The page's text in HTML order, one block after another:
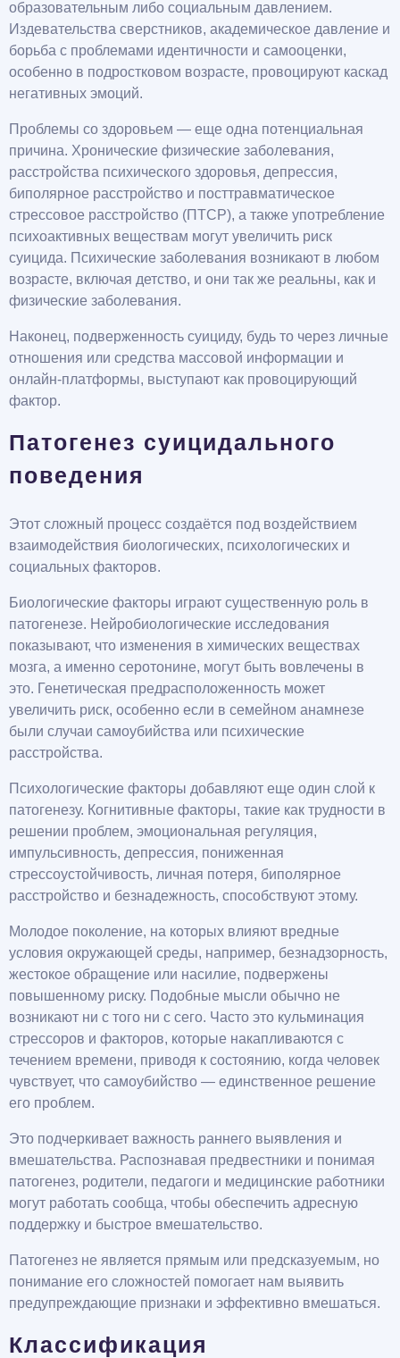
образовательным либо социальным давлением.
Издевательства сверстников, академическое давление и
борьба с проблемами идентичности и самооценки,
особенно в подростковом возрасте, провоцируют каскад
негативных эмоций.
Проблемы со здоровьем — еще одна потенциальная
причина. Хронические физические заболевания,
расстройства психического здоровья, депрессия,
биполярное расстройство и посттравматическое
стрессовое расстройство (ПТСР), а также употребление
психоактивных веществам могут увеличить риск
суицида. Психические заболевания возникают в любом
возрасте, включая детство, и они так же реальны, как и
физические заболевания.
Наконец, подверженность суициду, будь то через личные
отношения или средства массовой информации и
онлайн-платформы, выступают как провоцирующий
фактор.
Патогенез суицидального
поведения
Этот сложный процесс создаётся под воздействием
взаимодействия биологических, психологических и
социальных факторов.
Биологические факторы играют существенную роль в
патогенезе. Нейробиологические исследования
показывают, что изменения в химических веществах
мозга, а именно серотонине, могут быть вовлечены в
это. Генетическая предрасположенность может
увеличить риск, особенно если в семейном анамнезе
были случаи самоубийства или психические
расстройства.
Психологические факторы добавляют еще один слой к
патогенезу. Когнитивные факторы, такие как трудности в
решении проблем, эмоциональная регуляция,
импульсивность, депрессия, пониженная
стрессоустойчивость, личная потеря, биполярное
расстройство и безнадежность, способствуют этому.
Молодое поколение, на которых влияют вредные
условия окружающей среды, например, безнадзорность,
жестокое обращение или насилие, подвержены
повышенному риску. Подобные мысли обычно не
возникают ни с того ни с сего. Часто это кульминация
стрессоров и факторов, которые накапливаются с
течением времени, приводя к состоянию, когда человек
чувствует, что самоубийство — единственное решение
его проблем.
Это подчеркивает важность раннего выявления и
вмешательства. Распознавая предвестники и понимая
патогенез, родители, педагоги и медицинские работники
могут работать сообща, чтобы обеспечить адресную
поддержку и быстрое вмешательство.
Патогенез не является прямым или предсказуемым, но
понимание его сложностей помогает нам выявить
предупреждающие признаки и эффективно вмешаться.
Классификация